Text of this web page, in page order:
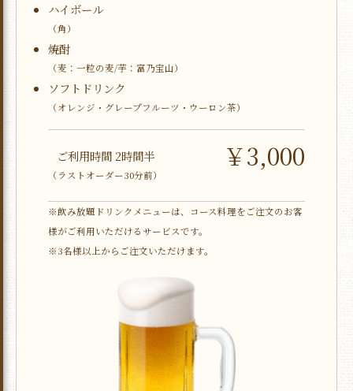
ハイボール
（角）
焼酎
（麦：一粒の麦/芋：富乃宝山）
ソフトドリンク
（オレンジ・グレープフルーツ・ウーロン茶）
ご利用時間 2時間半
（ラストオーダー30分前）
￥3,000
※飲み放題ドリンクメニューは、コース料理をご注文のお客
様がご利用いただけるサービスです。
※3名様以上からご注文いただけます。